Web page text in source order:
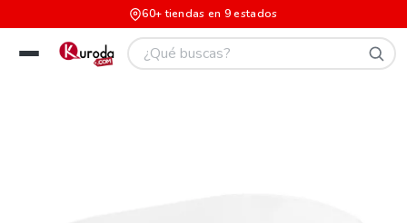
60+ tiendas en 9 estados